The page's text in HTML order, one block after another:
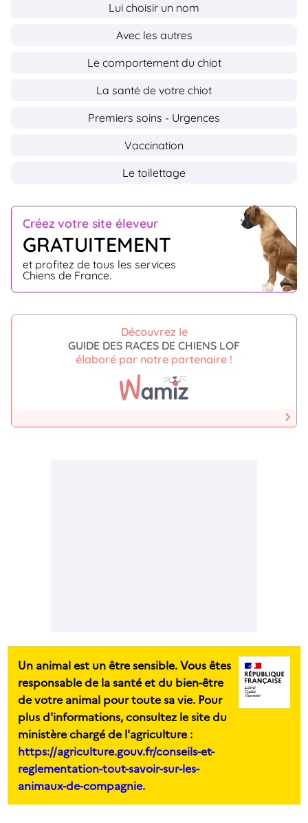
Créez votre site éleveur
GRATUITEMENT
et profitez de tous les services
Chiens de France.
Découvrez le
GUIDE DES RACES DE CHIENS LOF
élaboré par notre partenaire !
Lui choisir un nom
Avec les autres
Le comportement du chiot
La santé de votre chiot
Premiers soins - Urgences
Vaccination
Le toilettage
Un animal est un être sensible. Vous êtes
responsable de la santé et du bien-être
de votre animal pour toute sa vie. Pour
plus d'informations, consultez le site du
ministère chargé de l'agriculture :
https://agriculture.gouv.fr/conseils-et-
reglementation-tout-savoir-sur-les-
animaux-de-compagnie.